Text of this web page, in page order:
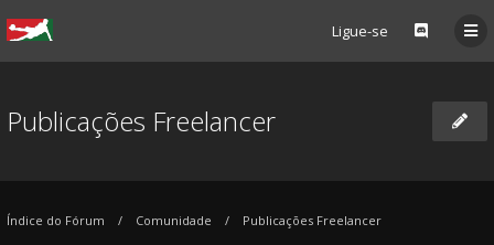
Ligue-se
Publicações Freelancer
Índice do Fórum Comunidade Publicações Freelancer